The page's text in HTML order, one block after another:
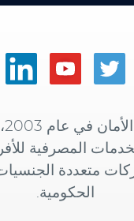
المصرفية
متعددة
الحكومية.